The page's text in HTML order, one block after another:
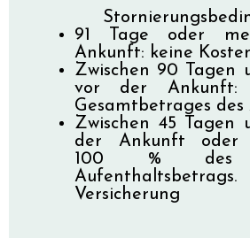
91 Tage oder
Ankunft: keine
Zwischen 90 Tagen
vor der
Gesamtbetrages
Zwischen 45 Tagen
der Ankunft oder
100 % des
Versicherung